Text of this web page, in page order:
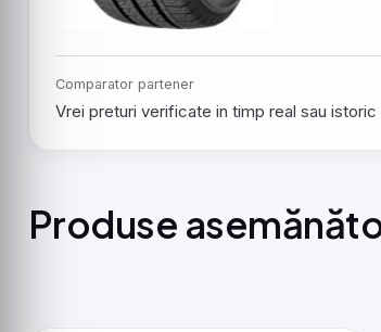
Comparator partener
Vrei preturi verificate in timp real sau
Produse